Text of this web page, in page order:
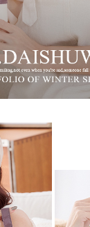
有限公司提供之「
圍內提供個人資料，
限公司。
宜，請瀏覽以下網址
先徵得法定代理人或
若未經同意申辦者引起
號或使用他人資訊註
有權停止該用戶之使
含以上)免運費
含以上)免運費
含以上)免運費
含以上)免運費
含以上)免運